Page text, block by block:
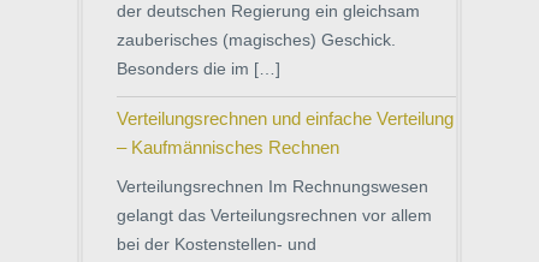
der deutschen Regierung ein gleichsam
zauberisches (magisches) Geschick.
Besonders die im […]
Verteilungsrechnen und einfache Verteilung
– Kaufmännisches Rechnen
Verteilungsrechnen Im Rechnungswesen
gelangt das Verteilungsrechnen vor allem
bei der Kostenstellen- und